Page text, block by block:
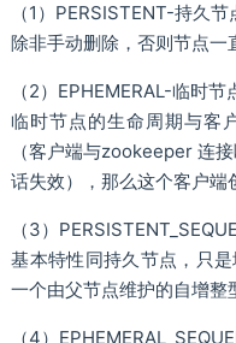
（1）PERSISTENT-持久节
除非手动删除，否则节点
（2）EPHEMERAL-临时节
临时节点的生命周期与客
（客户端与zookeeper 连
话失效），那么这个客户端
（3）
基本特性同持久节点，只
一个由父节点维护的自增整
（4）